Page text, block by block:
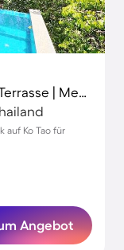
Villa mit privatem Pool, Grill und Terrasse | Meerblick
auf Ko Tao für
Angebot